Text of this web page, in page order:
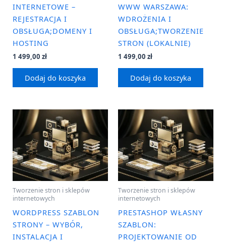
INTERNETOWE –
REJESTRACJA I
OBSŁUGA;DOMENY I
HOSTING
1 499,00 zł
Dodaj do koszyka
WWW WARSZAWA:
WDROŻENIA I
OBSŁUGA;TWORZENIE
STRON (LOKALNIE)
1 499,00 zł
Dodaj do koszyka
Tworzenie stron i sklepów
internetowych
WORDPRESS SZABLON
STRONY – WYBÓR,
INSTALACJA I
Tworzenie stron i sklepów
internetowych
PRESTASHOP WŁASNY
SZABLON:
PROJEKTOWANIE OD